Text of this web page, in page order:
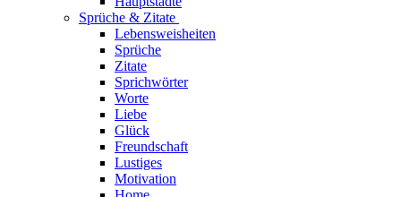
Sprüche & Zitate
Lebensweisheiten
Sprüche
Zitate
Sprichwörter
Worte
Liebe
Glück
Freundschaft
Lustiges
Motivation